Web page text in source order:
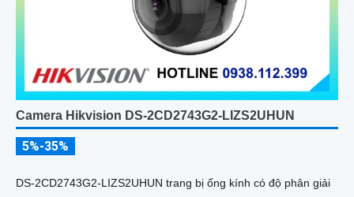
Camera Hikvision DS-2CD2743G2-LIZS2UHUN
5%-35%
DS-2CD2743G2-LIZS2UHUN trang bị ống kính có độ phân giải